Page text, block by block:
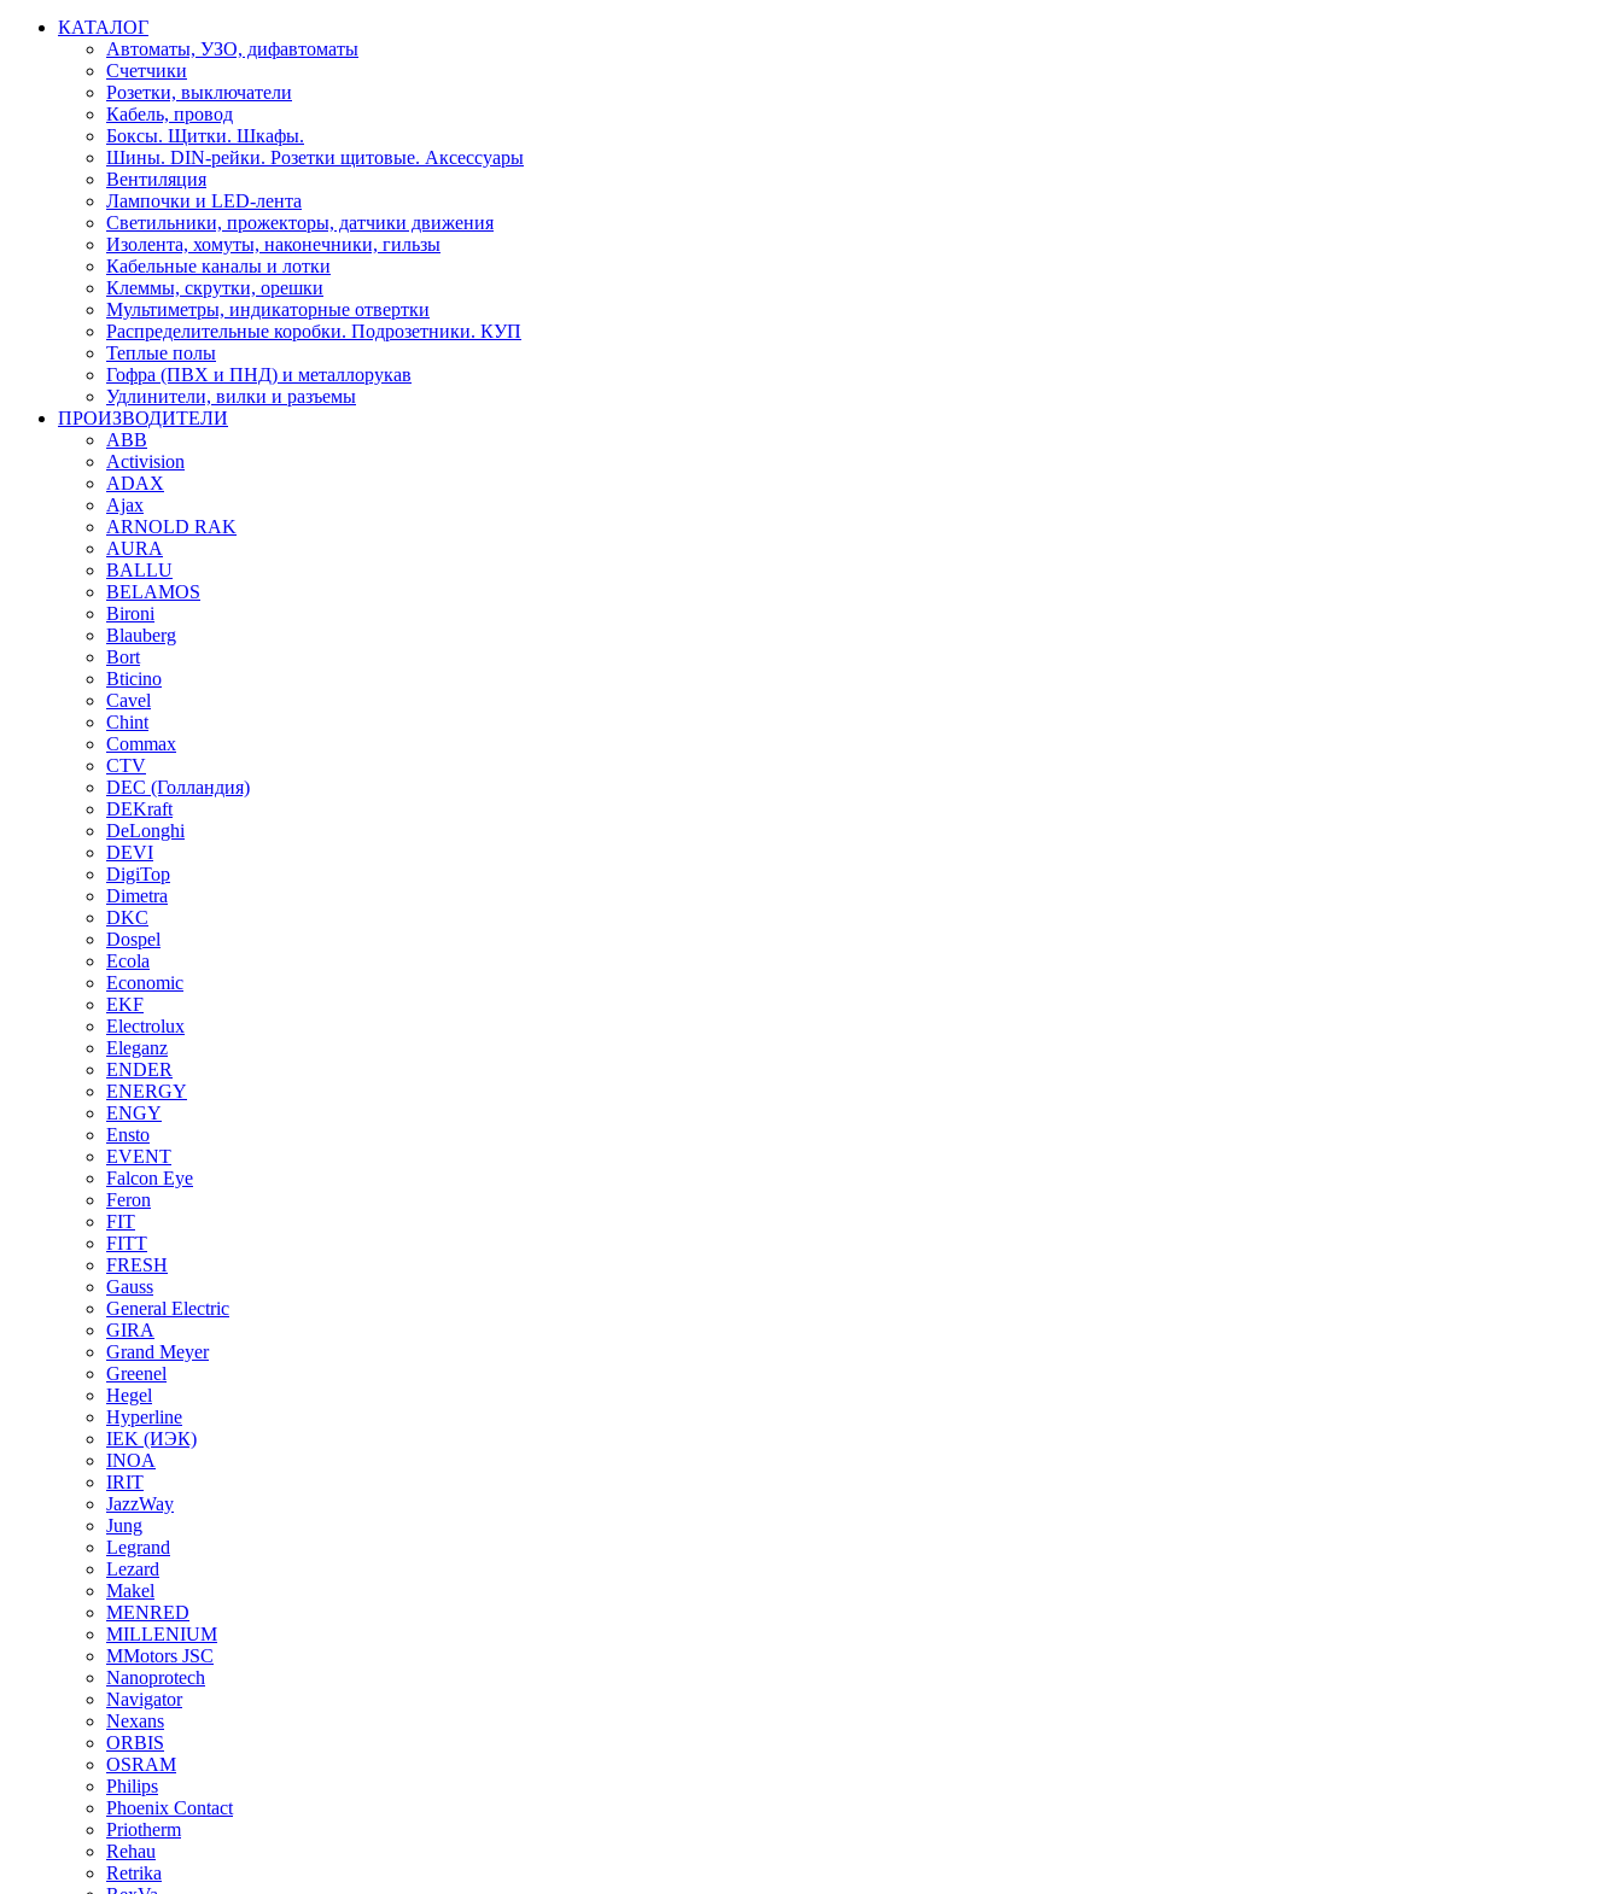
КАТАЛОГ
Автоматы, УЗО, дифавтоматы
Счетчики
Розетки, выключатели
Кабель, провод
Боксы. Щитки. Шкафы.
Шины. DIN-рейки. Розетки щитовые. Аксессуары
Вентиляция
Лампочки и LED-лента
Светильники, прожекторы, датчики движения
Изолента, хомуты, наконечники, гильзы
Кабельные каналы и лотки
Клеммы, скрутки, орешки
Мультиметры, индикаторные отвертки
Распределительные коробки. Подрозетники. КУП
Теплые полы
Гофра (ПВХ и ПНД) и металлорукав
Удлинители, вилки и разъемы
ПРОИЗВОДИТЕЛИ
ABB
Activision
ADAX
Ajax
ARNOLD RAK
AURA
BALLU
BELAMOS
Bironi
Blauberg
Bort
Bticino
Cavel
Chint
Commax
CTV
DEC (Голландия)
DEKraft
DeLonghi
DEVI
DigiTop
Dimetra
DKC
Dospel
Ecola
Economic
EKF
Electrolux
Eleganz
ENDER
ENERGY
ENGY
Ensto
EVENT
Falcon Eye
Feron
FIT
FITT
FRESH
Gauss
General Electric
GIRA
Grand Meyer
Greenel
Hegel
Hyperline
IEK (ИЭК)
INOA
IRIT
JazzWay
Jung
Legrand
Lezard
Makel
MENRED
MILLENIUM
MMotors JSC
Nanoprotech
Navigator
Nexans
ORBIS
OSRAM
Philips
Phoenix Contact
Priotherm
Rehau
Retrika